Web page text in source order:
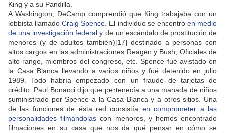
King y a su Pandilla.
A Washington, DeCamp comprendió que King trabajaba con un
lobbista llamadoCraig Spence . El individuo se encontró en medio
de una investigación federal y de un escándalo de prostitución de
menores (y de adultos también)[17] destinado a personas con
altos cargos en las administraciones Reagen y Bush, Oficiales de
alto rango, miembros del congreso, etc. Spence fué avistado en
la Casa Blanca llevando a varios niños y fué detenido en julio
1989. Todo habría empezado con un fraude de tarjetas de
crédito. Paul Bonacci dijo que pertenecía a una manada de niños
suministrado por Spence a la Casa Blanca y a otros sitios. Una
de las funciones de ésta red consistía en comprometer a las
personalidades filmándolas con menores, y hemos encontrado
filmaciones en su casa que nos da qué pensar en cómo se